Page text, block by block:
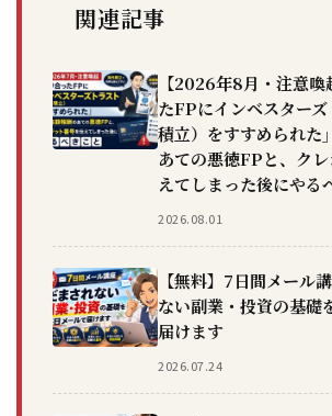
関連記事
【2026年8月・注意喚
たFPにインベスター
積立）をすすめられた
あての悪徳FPと、ク
えてしまった後にやる
2026.08.01
【無料】7日間メール
ない副業・投資の基礎
届けます
2026.07.24